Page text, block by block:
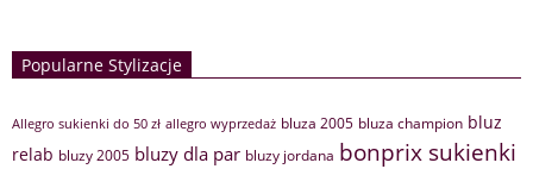
Popularne Stylizacje
Allegro sukienki do 50 zł allegro wyprzedaż bluza 2005 bluza champion bluz
relab bluzy 2005 bluzy dla par bluzy jordana bonprix sukienki